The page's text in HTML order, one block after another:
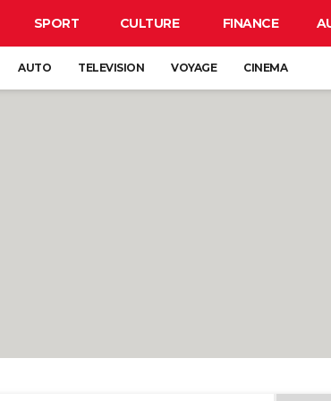
SPORT CULTURE FINANCE
AUTO TELEVISION VOYAGE CINEMA